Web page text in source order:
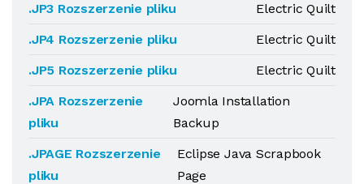
.JP3 Rozszerzenie pliku
Electric Quilt
.JP4 Rozszerzenie pliku
Electric Quilt
.JP5 Rozszerzenie pliku
Electric Quilt
.JPA Rozszerzenie
pliku
Joomla Installation
Backup
.JPAGE Rozszerzenie
pliku
Eclipse Java Scrapbook
Page